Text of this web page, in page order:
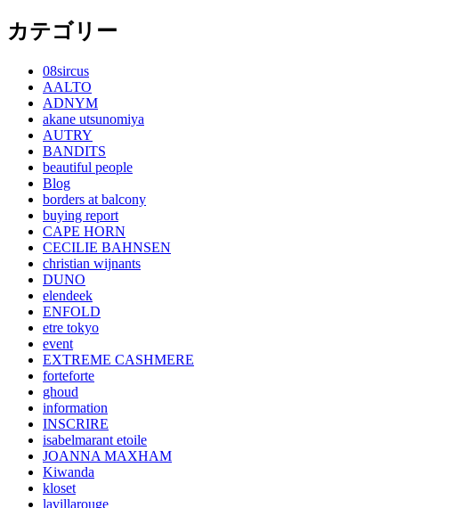
カテゴリー
08sircus
AALTO
ADNYM
akane utsunomiya
AUTRY
BANDITS
beautiful people
Blog
borders at balcony
buying report
CAPE HORN
CECILIE BAHNSEN
christian wijnants
DUNO
elendeek
ENFOLD
etre tokyo
event
EXTREME CASHMERE
forteforte
ghoud
information
INSCRIRE
isabelmarant etoile
JOANNA MAXHAM
Kiwanda
kloset
lavillarouge